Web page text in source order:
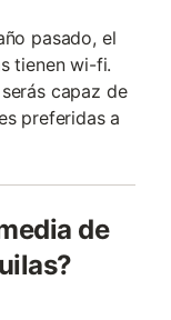
pasado, el
tienen wi-fi.
capaz de
preferidas a
de